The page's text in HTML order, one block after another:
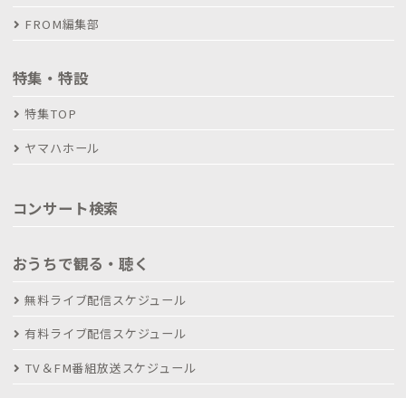
FROM編集部
特集・特設
特集TOP
ヤマハホール
コンサート検索
おうちで観る・聴く
無料ライブ配信スケジュール
有料ライブ配信スケジュール
TV＆FM番組放送スケジュール